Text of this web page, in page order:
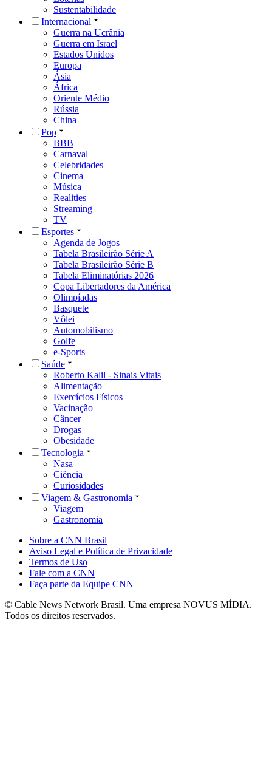
Sustentabilidade
Internacional
Guerra na Ucrânia
Guerra em Israel
Estados Unidos
Europa
Ásia
África
Oriente Médio
Rússia
China
Pop
BBB
Carnaval
Celebridades
Cinema
Música
Realities
Streaming
TV
Esportes
Agenda de Jogos
Tabela Brasileirão Série A
Tabela Brasileirão Série B
Tabela Eliminatórias 2026
Copa Libertadores da América
Olimpíadas
Basquete
Vôlei
Automobilismo
Golfe
e-Sports
Saúde
Roberto Kalil - Sinais Vitais
Alimentação
Exercícios Físicos
Vacinação
Câncer
Drogas
Obesidade
Tecnologia
Nasa
Ciência
Curiosidades
Viagem & Gastronomia
Viagem
Gastronomia
Sobre a CNN Brasil
Aviso Legal e Política de Privacidade
Termos de Uso
Fale com a CNN
Faça parte da Equipe CNN
© Cable News Network Brasil. Uma empresa NOVUS MÍDIA.
Todos os direitos reservados.